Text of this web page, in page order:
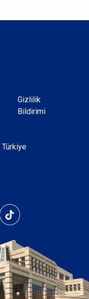
Gizlilik
Bildirimi